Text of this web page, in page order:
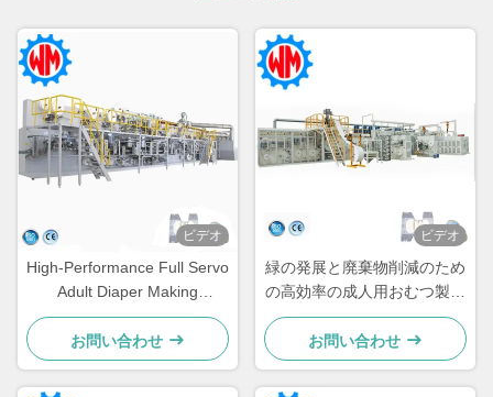
ビデオ
High-Performance Full Servo
Adult Diaper Making
Machine for Large-Scale
Production Needs
お問い合わせ
ビデオ
緑の発展と廃棄物削減のため
の高効率の成人用おむつ製作
機械
お問い合わせ